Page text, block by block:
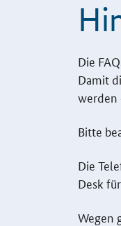
Die
Damit
werden
Bitte
Die
Desk
Wegen